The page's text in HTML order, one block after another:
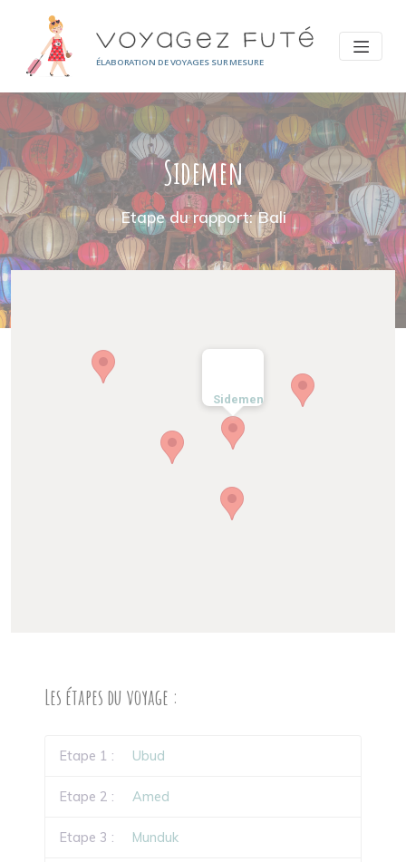
ÉLABORATION DE VOYAGES SUR MESURE
Sidemen
Etape du rapport: Bali
Sidemen
Les étapes du voyage :
Etape 1 : Ubud
Etape 2 : Amed
Etape 3 : Munduk
Panneau de gestion des cookies